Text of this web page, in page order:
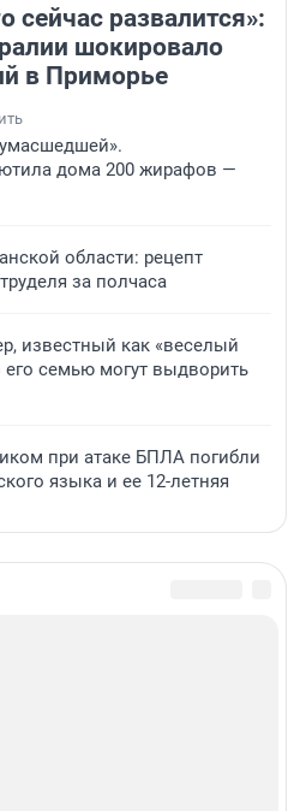
сейчас развалится»:
шокировало
в Приморье
дома 200 жирафов —
области: рецепт
за полчаса
известный как «веселый
его семью могут выдворить
при атаке БПЛА погибли
языка и ее 12-летняя